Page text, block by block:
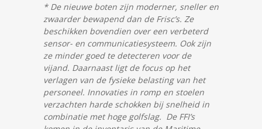
* De nieuwe boten zijn moderner, sneller en
zwaarder bewapend dan de Frisc’s. Ze
beschikken bovendien over een verbeterd
sensor- en communicatiesysteem. Ook zijn
ze minder goed te detecteren voor de
vijand. Daarnaast ligt de focus op het
verlagen van de fysieke belasting van het
personeel. Innovaties in romp en stoelen
verzachten harde schokken bij snelheid in
combinatie met hoge golfslag. De FFI’s